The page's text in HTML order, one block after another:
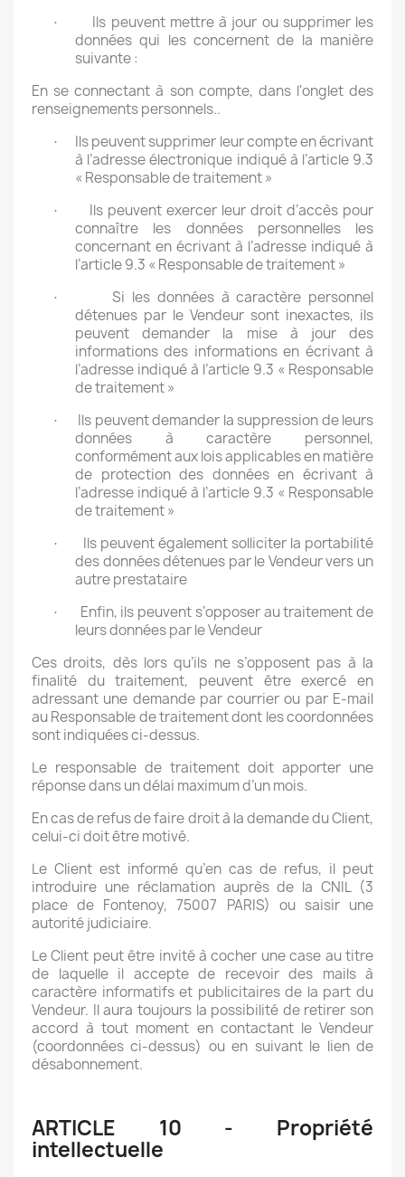
·
Ils peuvent mettre à jour ou supprimer les
données qui les concernent de la manière
suivante :
En se connectant à son compte, dans l'onglet des
renseignements personnels..
·
Ils peuvent supprimer leur compte en écrivant
à l’adresse électronique indiqué à l’article 9.3
« Responsable de traitement »
·
Ils peuvent exercer leur droit d’accès pour
connaître les données personnelles les
concernant en écrivant à l’adresse indiqué à
l’article 9.3 « Responsable de traitement »
·
Si les données à caractère personnel
détenues par le Vendeur sont inexactes, ils
peuvent demander la mise à jour des
informations des informations en écrivant à
l’adresse indiqué à l’article 9.3 « Responsable
de traitement »
·
Ils peuvent demander la suppression de leurs
données à caractère personnel,
conformément aux lois applicables en matière
de protection des données en écrivant à
l’adresse indiqué à l’article 9.3 « Responsable
de traitement »
·
Ils peuvent également solliciter la portabilité
des données détenues par le Vendeur vers un
autre prestataire
·
Enfin, ils peuvent s’opposer au traitement de
leurs données par le Vendeur
Ces droits, dès lors qu’ils ne s’opposent pas à la
finalité du traitement, peuvent être exercé en
adressant une demande par courrier ou par E-mail
au Responsable de traitement dont les coordonnées
sont indiquées ci-dessus.
Le responsable de traitement doit apporter une
réponse dans un délai maximum d’un mois.
En cas de refus de faire droit à la demande du Client,
celui-ci doit être motivé.
Le Client est informé qu’en cas de refus, il peut
introduire une réclamation auprès de la CNIL (3
place de Fontenoy, 75007 PARIS) ou saisir une
autorité judiciaire.
Le Client peut être invité à cocher une case au titre
de laquelle il accepte de recevoir des mails à
caractère informatifs et publicitaires de la part du
Vendeur. Il aura toujours la possibilité de retirer son
accord à tout moment en contactant le Vendeur
(coordonnées ci-dessus) ou en suivant le lien de
désabonnement.
ARTICLE 10 - Propriété
intellectuelle